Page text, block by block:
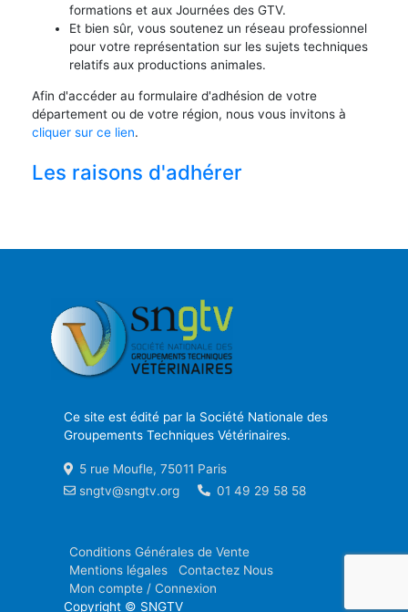
formations et aux Journées des GTV.
Et bien sûr, vous soutenez un réseau professionnel
pour votre représentation sur les sujets techniques
relatifs aux productions animales.
Afin d'accéder au formulaire d'adhésion de votre
département ou de votre région, nous vous invitons à
cliquer sur ce lien.
Les raisons d'adhérer
Ce site est édité par la Société Nationale des
Groupements Techniques Vétérinaires.
5 rue Moufle, 75011 Paris
sngtv@sngtv.org
01 49 29 58 58
Conditions Générales de Vente
Mentions légales
Contactez Nous
Mon compte / Connexion
Copyright © SNGTV